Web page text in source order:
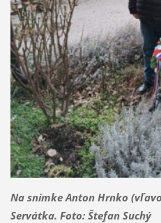
Na snímke Anton Hrnko
Servátka. Foto: Štefan Suchý